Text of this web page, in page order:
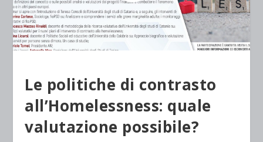
Le politiche di contrasto
all’Homelessness: quale
valutazione possibile?